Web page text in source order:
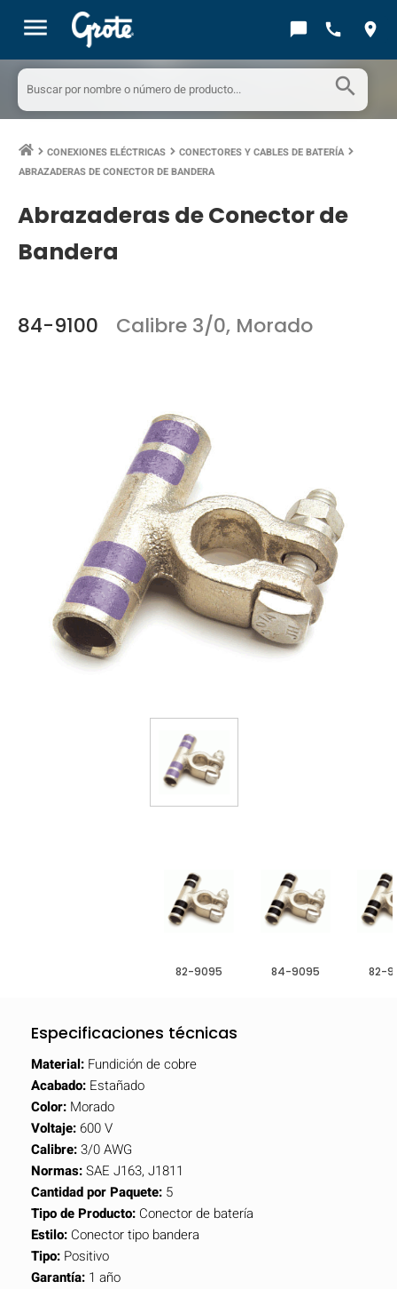
menu chat_bubble call location_on
search
keyboard_arrow_right CONEXIONES ELÉCTRICAS keyboard_arrow_right CONECTORES Y CABLES DE BATERÍA keyboard_arrow_right
ABRAZADERAS DE CONECTOR DE BANDERA
Abrazaderas de Conector de
Bandera
84-9100 Calibre 3/0, Morado
82-9095 84-9095 82-
Especificaciones técnicas
Material: Fundición de cobre
Acabado: Estañado
Color: Morado
Voltaje: 600 V
Calibre:3/0 AWG
Normas:SAE J163, J1811
Cantidad por Paquete: 5
Tipo de Producto: Conector de batería
Estilo: Conector tipo bandera
Tipo: Positivo
Garantía: 1 año